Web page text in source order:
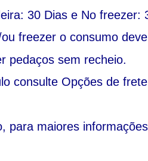
30 Dias e No freezer:
freezer o consumo
pedaços sem recheio.
consulte Opções de
para maiores